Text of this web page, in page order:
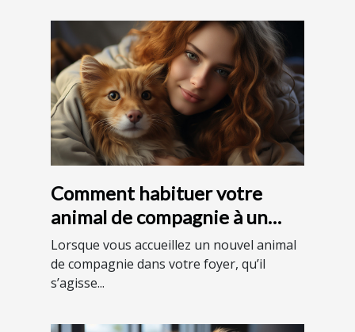
Comment habituer votre
animal de compagnie à un
environnement domestique ?
Lorsque vous accueillez un nouvel animal
de compagnie dans votre foyer, qu’il
s’agisse...